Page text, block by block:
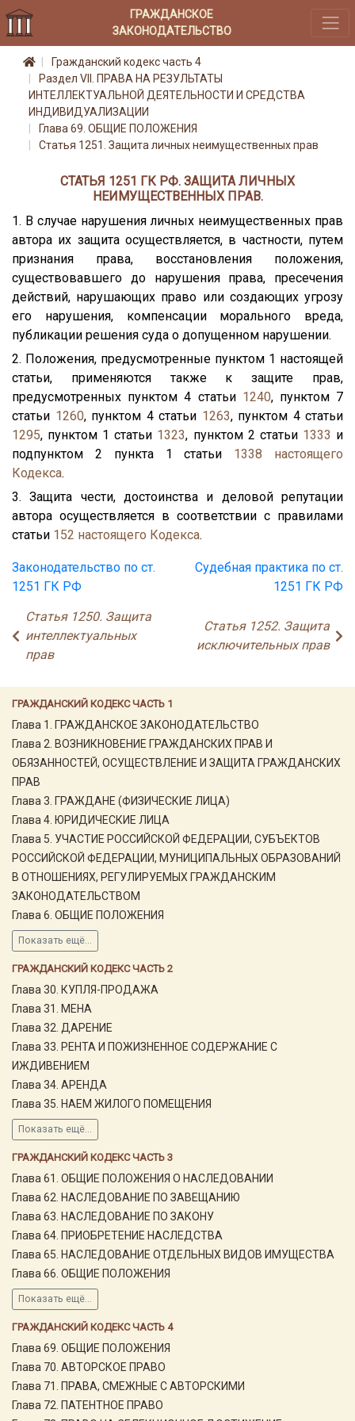
ГРАЖДАНСКОЕ
ЗАКОНОДАТЕЛЬСТВО
ГРАЖДАНСКИЙ КОДЕКС ЧАСТЬ 1
Глава 1. ГРАЖДАНСКОЕ ЗАКОНОДАТЕЛЬСТВО
Глава 2. ВОЗНИКНОВЕНИЕ ГРАЖДАНСКИХ ПРАВ И
ОБЯЗАННОСТЕЙ, ОСУЩЕСТВЛЕНИЕ И ЗАЩИТА ГРАЖДАНСКИХ
ПРАВ
Глава 3. ГРАЖДАНЕ (ФИЗИЧЕСКИЕ ЛИЦА)
Глава 4. ЮРИДИЧЕСКИЕ ЛИЦА
Глава 5. УЧАСТИЕ РОССИЙСКОЙ ФЕДЕРАЦИИ, СУБЪЕКТОВ
РОССИЙСКОЙ ФЕДЕРАЦИИ, МУНИЦИПАЛЬНЫХ ОБРАЗОВАНИЙ
В ОТНОШЕНИЯХ, РЕГУЛИРУЕМЫХ ГРАЖДАНСКИМ
ЗАКОНОДАТЕЛЬСТВОМ
Глава 6. ОБЩИЕ ПОЛОЖЕНИЯ
Показать ещё...
ГРАЖДАНСКИЙ КОДЕКС ЧАСТЬ 2
Глава 30. КУПЛЯ-ПРОДАЖА
Глава 31. МЕНА
Глава 32. ДАРЕНИЕ
Глава 33. РЕНТА И ПОЖИЗНЕННОЕ СОДЕРЖАНИЕ С
ИЖДИВЕНИЕМ
Глава 34. АРЕНДА
Глава 35. НАЕМ ЖИЛОГО ПОМЕЩЕНИЯ
Показать ещё...
ГРАЖДАНСКИЙ КОДЕКС ЧАСТЬ 3
Глава 61. ОБЩИЕ ПОЛОЖЕНИЯ О НАСЛЕДОВАНИИ
Глава 62. НАСЛЕДОВАНИЕ ПО ЗАВЕЩАНИЮ
Глава 63. НАСЛЕДОВАНИЕ ПО ЗАКОНУ
Глава 64. ПРИОБРЕТЕНИЕ НАСЛЕДСТВА
Глава 65. НАСЛЕДОВАНИЕ ОТДЕЛЬНЫХ ВИДОВ ИМУЩЕСТВА
Глава 66. ОБЩИЕ ПОЛОЖЕНИЯ
Показать ещё...
ГРАЖДАНСКИЙ КОДЕКС ЧАСТЬ 4
Глава 69. ОБЩИЕ ПОЛОЖЕНИЯ
Глава 70. АВТОРСКОЕ ПРАВО
Глава 71. ПРАВА, СМЕЖНЫЕ С АВТОРСКИМИ
Глава 72. ПАТЕНТНОЕ ПРАВО
Гражданский кодекс часть 4
Раздел VII. ПРАВА НА РЕЗУЛЬТАТЫ
ИНТЕЛЛЕКТУАЛЬНОЙ ДЕЯТЕЛЬНОСТИ И СРЕДСТВА
ИНДИВИДУАЛИЗАЦИИ
Глава 69. ОБЩИЕ ПОЛОЖЕНИЯ
Статья 1251. Защита личных неимущественных прав
СТАТЬЯ 1251 ГК РФ. ЗАЩИТА ЛИЧНЫХ
НЕИМУЩЕСТВЕННЫХ ПРАВ.
1. В случае нарушения личных неимущественных прав
автора их защита осуществляется, в частности, путем
признания права, восстановления положения,
существовавшего до нарушения права, пресечения
действий, нарушающих право или создающих угрозу
его нарушения, компенсации морального вреда,
публикации решения суда о допущенном нарушении.
2. Положения, предусмотренные пунктом 1 настоящей
статьи, применяются также к защите прав,
предусмотренных пунктом 4 статьи 1240, пунктом 7
статьи 1260, пунктом 4 статьи 1263, пунктом 4 статьи
1295, пунктом 1 статьи 1323, пунктом 2 статьи 1333 и
подпунктом 2 пункта 1 статьи 1338
настоящего
Кодекса.
3. Защита чести, достоинства и деловой репутации
автора осуществляется в соответствии с правилами
статьи 152 настоящего Кодекса.
Законодательство по ст.
1251 ГК РФ
Судебная практика по ст.
1251 ГК РФ
Статья 1250. Защита
интеллектуальных
прав
Статья 1252. Защита
исключительных прав